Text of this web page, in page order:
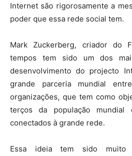
Internet são rigorosamente a
poder que essa rede social tem.
Mark Zuckerberg, criador do
tempos tem sido um dos
desenvolvimento do projecto
grande parceria mundial
organizações, que tem como
terços da população mundial
conectados à grande rede.
Essa ideia tem sido muito